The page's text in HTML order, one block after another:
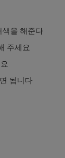
색을 해준다
주세요
됩니다